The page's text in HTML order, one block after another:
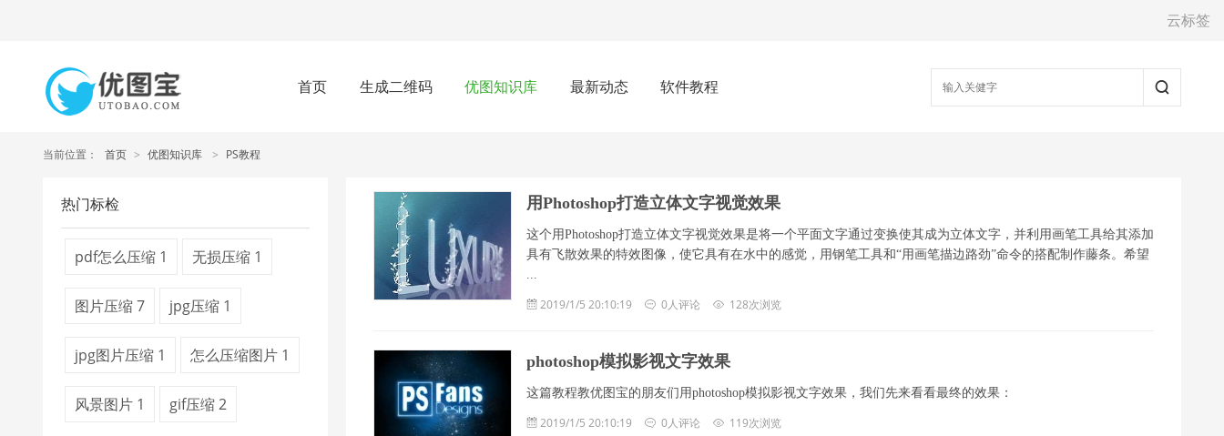
云标签
首页 生成二维码 优图知识库 最新动态 软件教程
当前位置： 首页 > 优图知识库 > PS教程
热门标检
pdf怎么压缩 1 无损压缩 1
图片压缩7 jpg压缩 1
jpg图片压缩 1 怎么压缩图片 1
风景图片 1 gif压缩2
用Photoshop打造立体文字视觉效果
这个用Photoshop打造立体文字视觉效果是将一个平面文字通过变换使其成为立体文字，并利用画笔工具给其添加
具有飞散效果的特效图像，使它具有在水中的感觉，用钢笔工具和“用画笔描边路劲”命令的搭配制作藤条。希望
...
2019/1/5 20:10:19 0人评论 128次浏览
photoshop模拟影视文字效果
这篇教程教优图宝的朋友们用photoshop模拟影视文字效果，我们先来看看最终的效果：
2019/1/5 20:10:19 0人评论 119次浏览